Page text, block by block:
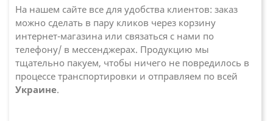
На нашем сайте все для удобства клиентов: заказ
можно сделать в пару кликов через корзину
интернет-магазина или связаться с нами по
телефону/ в мессенджерах. Продукцию мы
тщательно пакуем, чтобы ничего не повредилось в
процессе транспортировки и отправляем по всей
Украине.